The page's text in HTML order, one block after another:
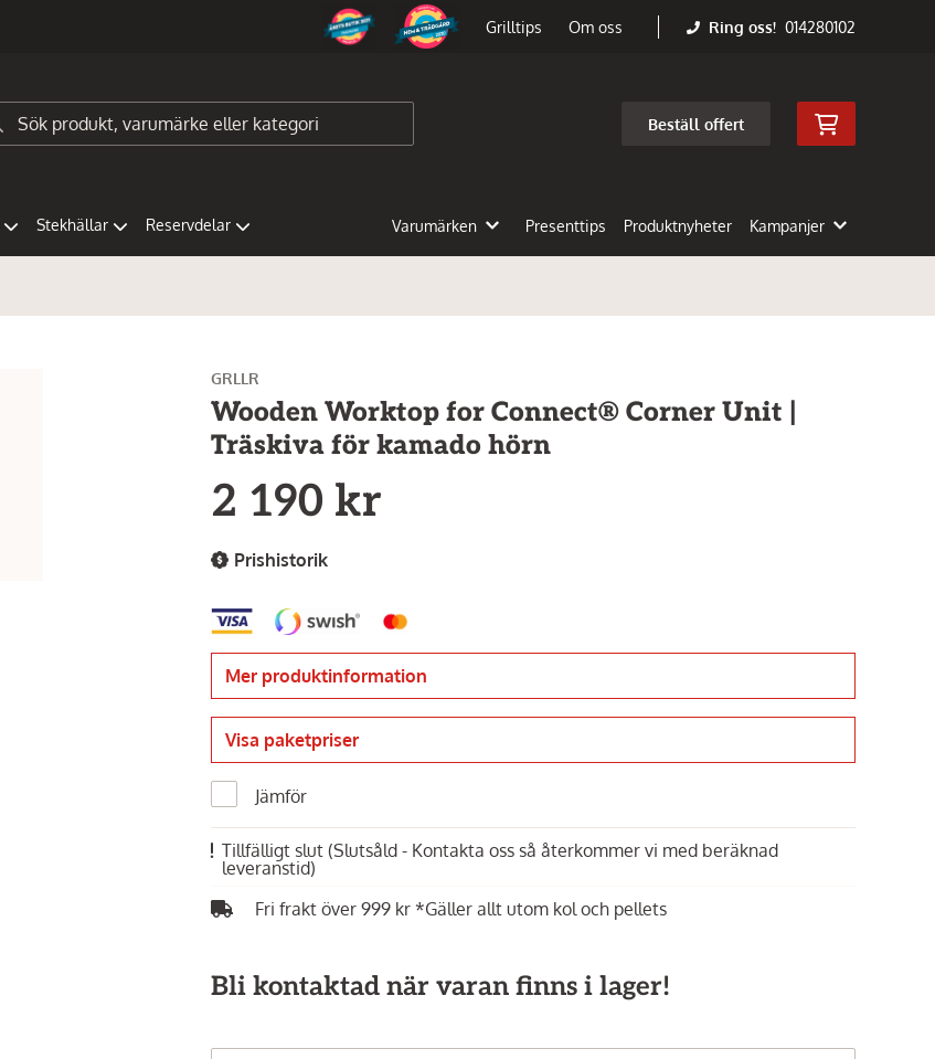
Grilltips Om oss Ring oss! 014280102
Beställ offert
Stekhällar Reservdelar Varumärken Presenttips Produktnyheter Kampanjer
GRLLR
Wooden Worktop for Connect® Corner Unit |
Träskiva för kamado hörn
2 190 kr
Prishistorik
Mer produktinformation
Visa paketpriser
Jämför
Tillfälligt slut (Slutsåld - Kontakta oss så återkommer vi med beräknad
leveranstid)
Fri frakt över 999 kr *Gäller allt utom kol och pellets
Bli kontaktad när varan finns i lager!